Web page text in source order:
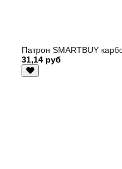
Патрон SMARTBUY
31,14 руб